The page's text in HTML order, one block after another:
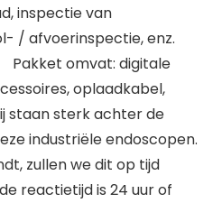
inspectie van
/ afvoerinspectie, enz.
Pakket omvat: digitale
oplaadkabel,
staan sterk achter de
industriële endoscopen.
zullen we dit op tijd
reactietijd is 24 uur of